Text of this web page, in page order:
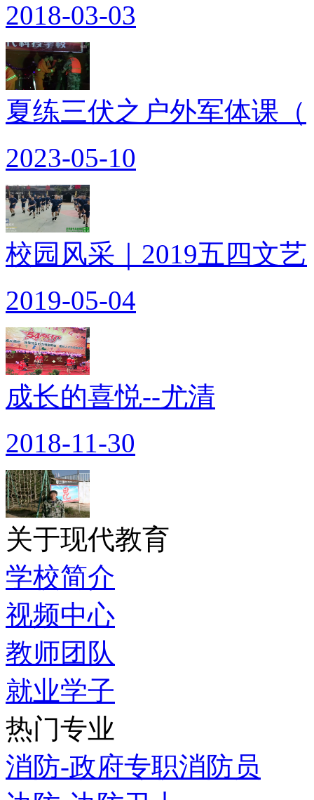
2018-03-03
夏练三伏之户外军体课（
2023-05-10
校园风采｜2019五四文艺
2019-05-04
成长的喜悦--尤清
2018-11-30
关于现代教育
学校简介
视频中心
教师团队
就业学子
热门专业
消防-政府专职消防员